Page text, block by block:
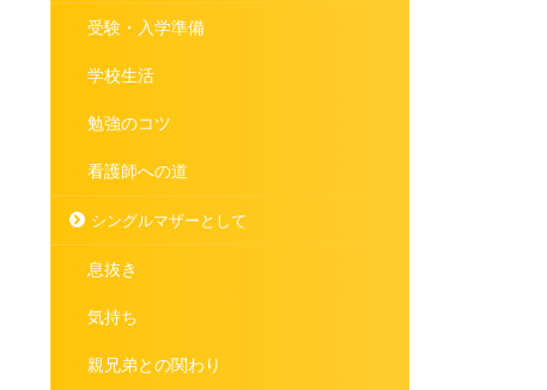
受験・入学準備
学校生活
勉強のコツ
看護師への道
シングルマザーとして
息抜き
気持ち
親兄弟との関わり